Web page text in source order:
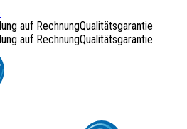
auf RechnungQualitätsgarantie
auf RechnungQualitätsgarantie